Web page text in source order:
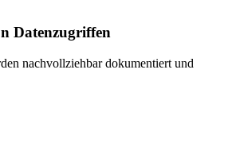
Datenzugriffen
nachvollziehbar dokumentiert und